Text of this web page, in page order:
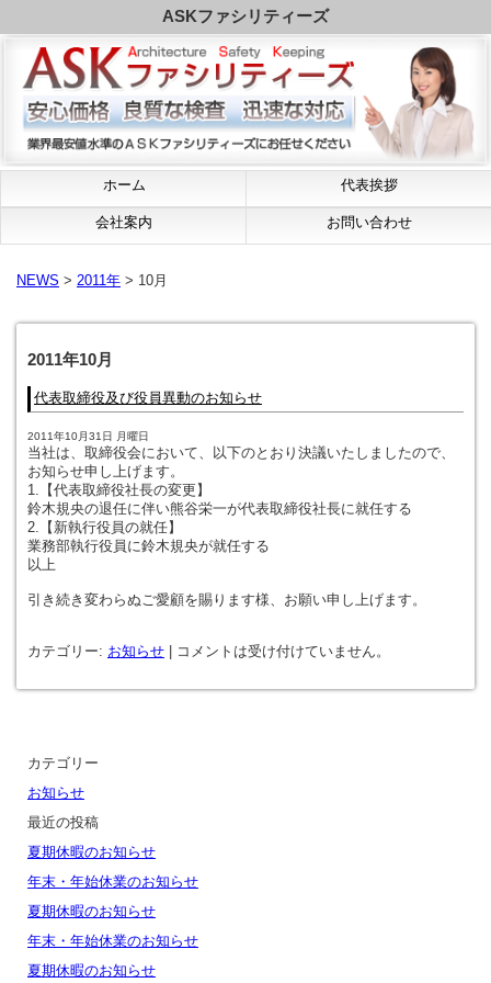
ASKファシリティーズ
ホーム 代表挨拶
会社案内 お問い合わせ
NEWS > 2011年 > 10月
2011年10月
代表取締役及び役員異動のお知らせ
2011年10月31日 月曜日
当社は、取締役会において、以下のとおり決議いたしましたので、
お知らせ申し上げます。
1.【代表取締役社長の変更】
鈴木規央の退任に伴い熊谷栄一が代表取締役社長に就任する
2.【新執行役員の就任】
業務部執行役員に鈴木規央が就任する
以上
引き続き変わらぬご愛顧を賜ります様、お願い申し上げます。
カテゴリー: お知らせ | コメントは受け付けていません。
カテゴリー
お知らせ
最近の投稿
夏期休暇のお知らせ
年末・年始休業のお知らせ
夏期休暇のお知らせ
年末・年始休業のお知らせ
夏期休暇のお知らせ